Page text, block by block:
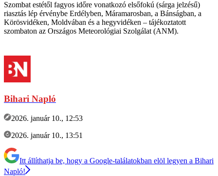
Szombat estétől fagyos időre vonatkozó elsőfokú (sárga jelzésű)
riasztás lép érvénybe Erdélyben, Máramarosban, a Bánságban, a
Körösvidéken, Moldvában és a hegyvidéken – tájékoztatott
szombaton az Országos Meteorológiai Szolgálat (ANM).
Bihari Napló
2026. január 10., 12:53
2026. január 10., 13:51
Itt állíthatja be, hogy a Google-találatokban elöl legyen a Bihari
Napló!